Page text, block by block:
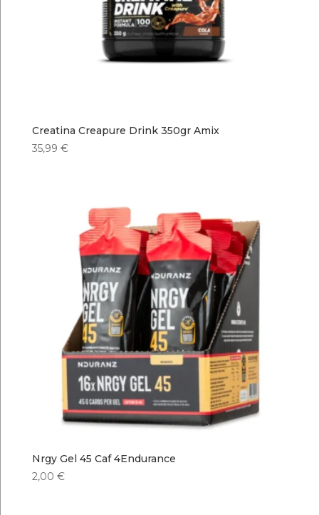
Creatina Creapure Drink 350gr Amix
35,99 €
Nrgy Gel 45 Caf 4Endurance
2,00 €